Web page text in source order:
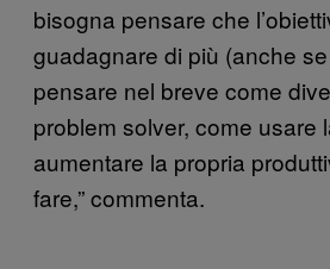
bisogna pensare che
guadagnare di più (anche
pensare nel breve come
problem solver, come usare
aumentare la propria
fare,” commenta.